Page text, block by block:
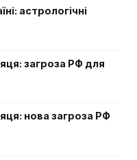
астрологічні
загроза РФ для
нова загроза РФ